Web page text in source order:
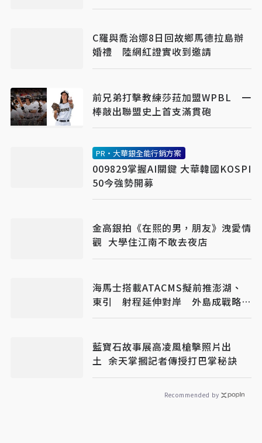
C羅與喬治娜8日回故鄉馬德拉島辦
婚禮 陸網紅證實收到邀請
前兄弟打擊教練莎菈加盟WPBL 一
棒敲出聯盟史上首支滿貫砲
PR・大華銀全能行銷方案
009829掌握AI關鍵 大華韓國KOSPI
50今強勢開募
金高銀拍《在熙的男，朋友》洩愛情
觀 大學住江南不敢去夜店
海馬士搭載ATACMS擬前推澎湖、
東引 射程延伸對岸 外島成戰略前
哨
藍寶石故事展高凌風槍擊照片出
土 余天掌摑記者傳授打巴掌秘訣
Recommended by